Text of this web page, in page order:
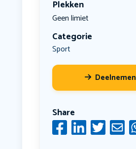
Plekken
Geen limiet
Categorie
Sport
Deelnemen
Share